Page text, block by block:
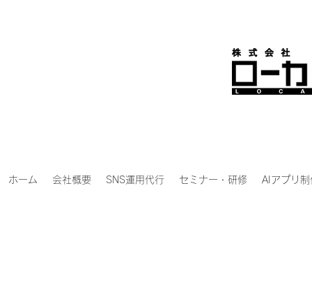
ホーム 会社概要 SNS運用代行 セミナー・研修 AIアプリ制